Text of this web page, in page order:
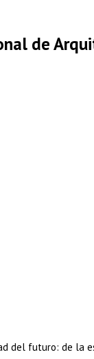
de
del futuro: de la